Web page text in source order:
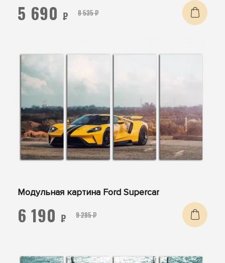
8 535 ₽
5 690 ₽
Модульная картина Ford Supercar
9 285 ₽
6 190 ₽